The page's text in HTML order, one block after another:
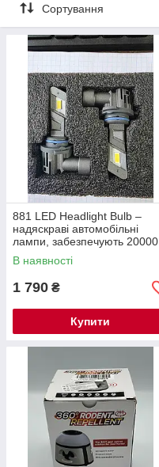
Сортування
881 LED Headlight Bulb –
надяскраві автомобільні
лампи, забезпечують 20000
луменів потужності
В наявності
1 790 ₴
Купити